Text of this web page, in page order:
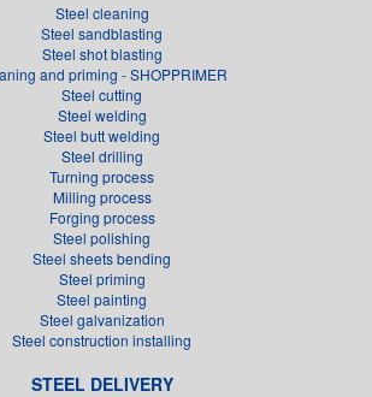
Steel cleaning
Steel sandblasting
Steel shot blasting
and priming - SHOPPRIMER
Steel cutting
Steel welding
Steel butt welding
Steel drilling
Turning process
Milling process
Forging process
Steel polishing
Steel sheets bending
Steel priming
Steel painting
Steel galvanization
Steel construction installing
STEEL DELIVERY